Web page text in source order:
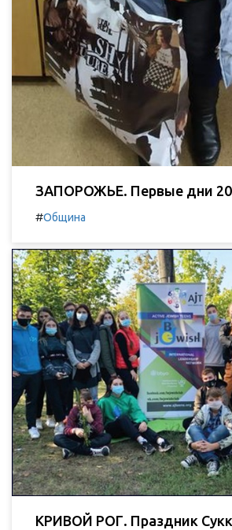
ЗАПОРОЖЬЕ. Первые дни
#Община
КРИВОЙ РОГ. Праздник